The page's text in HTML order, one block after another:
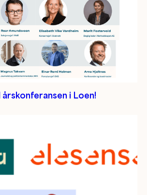
i Loen!